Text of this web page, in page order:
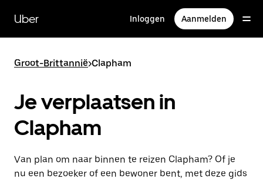
naar
hoofdinhoud
Uber Inloggen Aanmelden
Groot-Brittannië>Clapham
Je verplaatsen in
Clapham
Van plan om naar binnen te reizen Clapham? Of je
nu een bezoeker of een bewoner bent, met deze gids